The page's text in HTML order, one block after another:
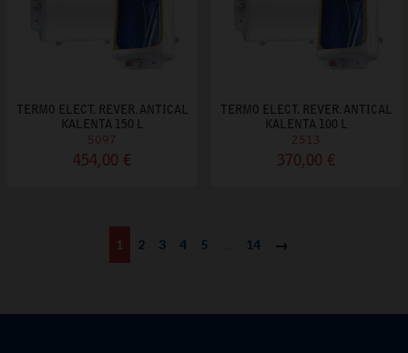
TERMO ELECT. REVER. ANTICAL
KALENTA 150 L
5097
454,00 €
TERMO ELECT. REVER. ANTICAL
KALENTA 100 L
2513
370,00 €
1 2 3 4 5 14 Siguiente